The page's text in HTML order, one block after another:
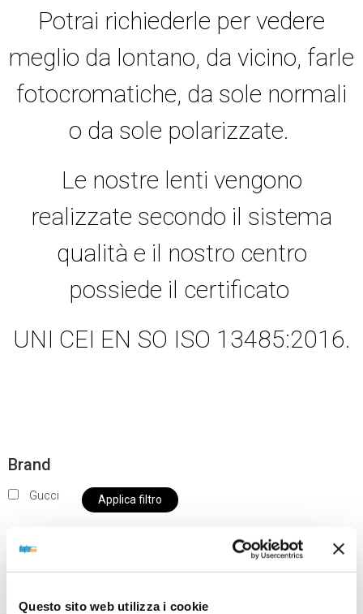
Questo sito web utilizza i cookie
Potrai richiederle per vedere
meglio da lontano, da vicino, farle
fotocromatiche, da sole normali
o da sole polarizzate.
Le nostre lenti vengono
realizzate secondo il sistema
qualità e il nostro centro
possiede il certificato
UNI CEI EN SO ISO 13485:2016.
Brand
Gucci Applica filtro